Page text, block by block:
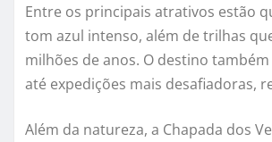
Entre os principais atrativos estão
tom azul intenso, além de trilhas
milhões de anos. O destino
até expedições mais desafiadoras,
Além da natureza, a Chapada dos